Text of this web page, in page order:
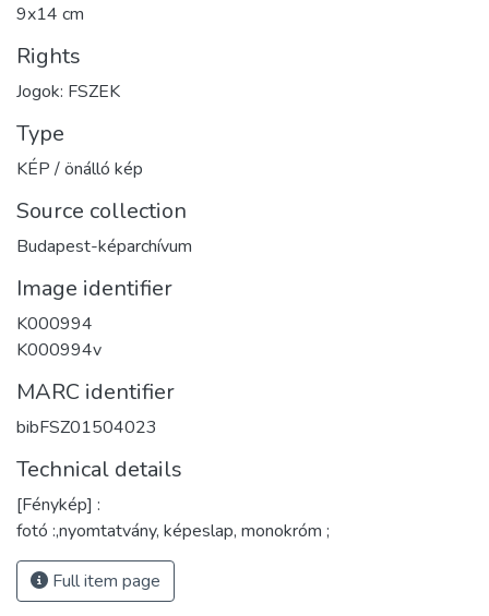
9x14 cm
Rights
Jogok: FSZEK
Type
KÉP / önálló kép
Source collection
Budapest-képarchívum
Image identifier
K000994
K000994v
MARC identifier
bibFSZ01504023
Technical details
[Fénykép] :
fotó :,nyomtatvány, képeslap, monokróm ;
Full item page